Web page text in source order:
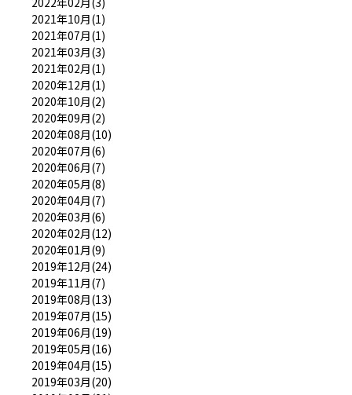
2021年10月(1)
2021年07月(1)
2021年03月(3)
2021年02月(1)
2020年12月(1)
2020年10月(2)
2020年09月(2)
2020年08月(10)
2020年07月(6)
2020年06月(7)
2020年05月(8)
2020年04月(7)
2020年03月(6)
2020年02月(12)
2020年01月(9)
2019年12月(24)
2019年11月(7)
2019年08月(13)
2019年07月(15)
2019年06月(19)
2019年05月(16)
2019年04月(15)
2019年03月(20)